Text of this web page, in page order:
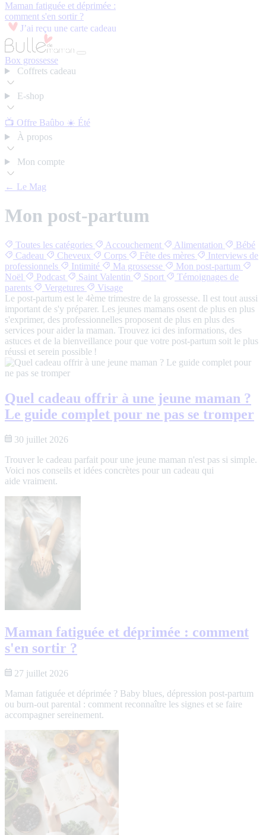
Maman fatiguée et déprimée :
comment s'en sortir ?
J’ai reçu une carte cadeau
Box grossesse
Coffrets cadeau
E-shop
📺 Offre Baûbo ☀️ Été
À propos
Mon compte
← Le Mag
Mon post-partum
Toutes les catégories Accouchement Alimentation
Bébé
Cadeau
Cheveux Corps Fête des mères
Interviews de
professionnels
Intimité Ma grossesse
Mon post-partum
Noël
Podcast Saint Valentin Sport
Témoignages de
parents
Vergetures
Visage
Le post-partum est le 4ème trimestre de la grossesse. Il est tout aussi
important de s'y préparer. Les jeunes mamans osent de plus en plus
s'exprimer, des professionnelles proposent de plus en plus des
services pour aider la maman. Trouvez ici des informations, des
astuces et de la bienveillance pour que votre post-partum soit le plus
réussi et serein possible !
Quel cadeau offrir à une jeune maman ?
Le guide complet pour ne pas se tromper
30 juillet 2026
Trouver le cadeau parfait pour une jeune maman n'est pas si simple.
Voici nos conseils et idées concrètes pour un cadeau qui
aide vraiment.
Maman fatiguée et déprimée : comment
s'en sortir ?
27 juillet 2026
Maman fatiguée et déprimée ? Baby blues, dépression post-partum
ou burn-out parental : comment reconnaître les signes et se faire
accompagner sereinement.